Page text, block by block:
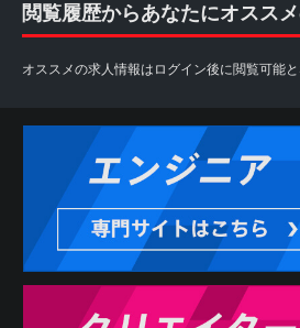
閲覧履歴からあなたにオスス
オススメの求人情報はログイン後に閲覧可能